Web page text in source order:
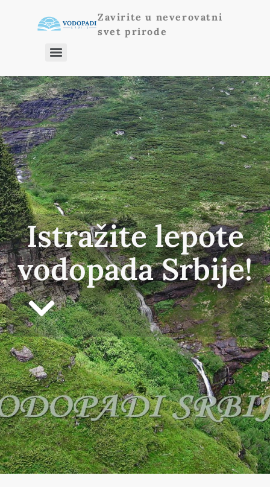
Zavirite u neverovatni
svet prirode
Istražite lepote
vodopada Srbije!